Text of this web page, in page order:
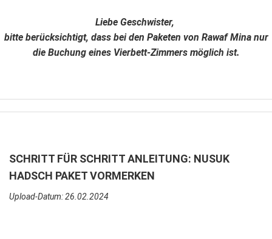
Liebe Geschwister,
bitte berücksichtigt, dass bei den Paketen von Rawaf Mina nur
die Buchung eines Vierbett-Zimmers möglich ist.
SCHRITT FÜR SCHRITT ANLEITUNG: NUSUK
HADSCH PAKET VORMERKEN
Upload-Datum: 26.02.2024